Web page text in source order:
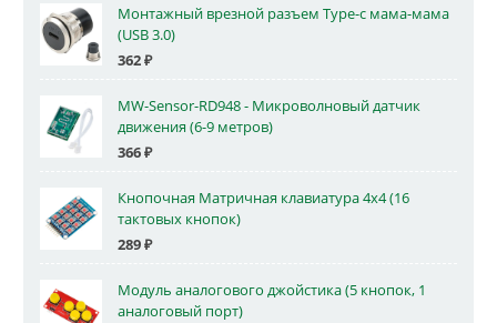
Монтажный врезной разъем Type-c мама-мама
(USB 3.0)
362₽
MW-Sensor-RD948 - Микроволновый датчик
движения (6-9 метров)
366₽
Кнопочная Матричная клавиатура 4x4 (16
тактовых кнопок)
289₽
Модуль аналогового джойстика (5 кнопок, 1
аналоговый порт)